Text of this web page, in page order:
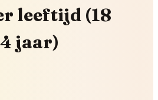
leeftijd (18
jaar)